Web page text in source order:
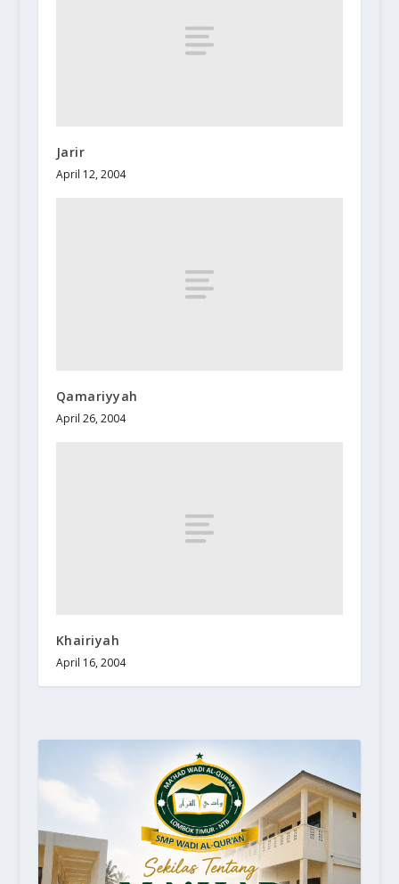
Jarir
April 12, 2004
Qamariyyah
April 26, 2004
Khairiyah
April 16, 2004